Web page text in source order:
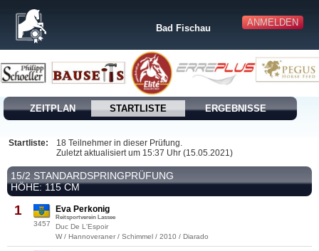
ANMELDEN
Bad Fischau
ZEITPLAN STARTLISTE ERGEBNISSE
Startliste:
18 Teilnehmer in dieser Prüfung.
Zuletzt aktualisiert um 15:37 Uhr (15.05.2021)
15/2 STANDARDSPRINGPRÜFUNG
HÖHE: 115 CM
1
3457
Eva Perkonig
Reitsportverein Lassee
Duc De L'Espoir
W / Hannoveraner / Schimmel / 2010 / Diarado